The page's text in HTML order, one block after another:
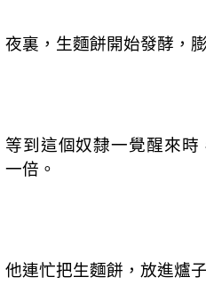
夜裏，生麵餅開始發酵，
等到這個奴隸一覺醒來
一倍。
他連忙把生麵餅，放進爐